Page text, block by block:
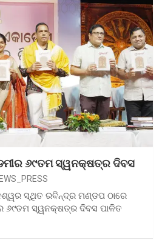
୬୯ତମ ସ୍ୱନକ୍ଷତ୍ର ଦିବସ
ସ୍ଥିତ ରବିନ୍ଦ୍ର ମଣ୍ଡପ ଠାରେ
୬୯ତମ ସ୍ୱନକ୍ଷତ୍ର ଦିବସ ପାଳିତ